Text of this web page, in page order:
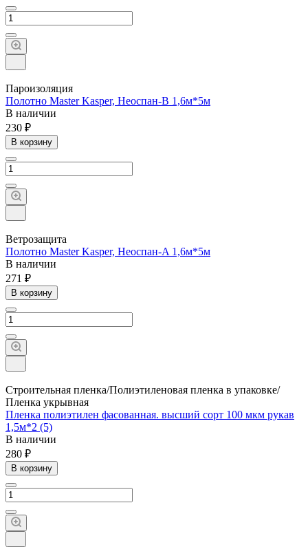
Пароизоляция
Полотно Master Kasper, Неоспан-В 1,6м*5м
В наличии
230 ₽
В корзину
Ветрозащита
Полотно Master Kasper, Неоспан-A 1,6м*5м
В наличии
271 ₽
В корзину
Строительная пленка/Полиэтиленовая пленка в упаковке/
Пленка укрывная
Пленка полиэтилен фасованная. высший сорт 100 мкм рукав
1,5м*2 (5)
В наличии
280 ₽
В корзину